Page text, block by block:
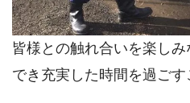
皆様との触れ合いを楽し
でき充実した時間を過ごす